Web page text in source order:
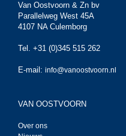
Van Oostvoorn & Zn bv
Parallelweg West 45A
4107 NA Culemborg
Tel. +31 (0)345 515 262
E-mail: info@vanoostvoorn.nl
VAN OOSTVOORN
Over ons